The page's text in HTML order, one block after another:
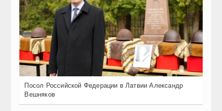
Посол Российской Федерации в Латвии Александр
Вешняков